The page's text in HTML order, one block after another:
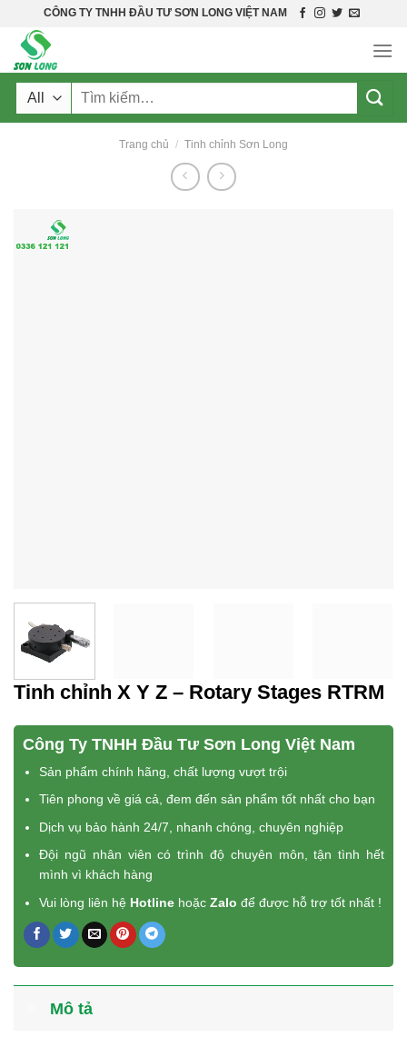
content
CÔNG TY TNHH ĐẦU TƯ SƠN LONG VIỆT NAM
Tìm
Trang chủ / Tinh chỉnh Sơn Long
Tinh chỉnh X Y Z – Rotary Stages RTRM
Công Ty TNHH Đầu Tư Sơn Long Việt Nam
Sản phẩm chính hãng, chất lượng vượt trội
Tiên phong về giá cả, đem đến sản phẩm tốt nhất cho bạn
Dịch vụ bảo hành 24/7, nhanh chóng, chuyên nghiệp
Đội ngũ nhân viên có trình độ chuyên môn, tận tình hết
mình vì khách hàng
Vui lòng liên hệ Hotline hoặcZalo để được hỗ trợ tốt nhất !
Mô tả